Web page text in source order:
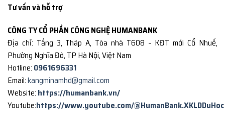
Tư vấn và hỗ trợ
CÔNG TY CỔ PHẦN CÔNG NGHỆ HUMANBANK
Địa chỉ: Tầng 3, Tháp A, Tòa nhà T608 – KĐT mới Cổ Nhuế,
Phường Nghĩa Đô, TP Hà Nội, Việt Nam
Hotline: 0961696331
Email:kangminamhd@gmail.com
Website: https://humanbank.vn/
Youtube:https://www.youtube.com/@HumanBank.XKLDDuHoc